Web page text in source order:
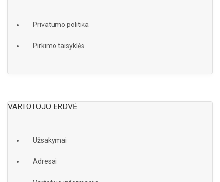
Privatumo politika
Pirkimo taisyklės
VARTOTOJO ERDVĖ
Užsakymai
Adresai